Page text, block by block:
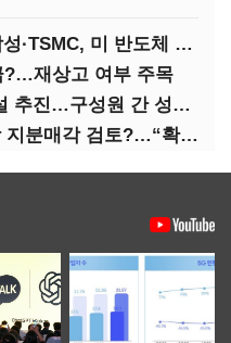
“경력 없어도 뽑는다”…삼성·TSMC, 미 반도체 인재 쟁탈전
?…재상고 여부 주목
SK하이닉스 통합노조 신설 추진…구성원 간 성과급 불만 확산
SK하이닉스, 중 충칭 공장 지분매각 검토?…“확정된 바 없어”